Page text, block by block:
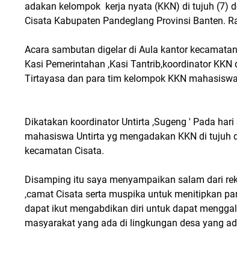
adakan kelompok kerja nyata (KKN) di tujuh (7)
Cisata Kabupaten Pandeglang Provinsi Banten.
Acara sambutan digelar di Aula kantor
Kasi Pemerintahan ,Kasi Tantrib,koordinator KKN
Tirtayasa dan para tim kelompok KKN
Dikatakan koordinator Untirta ,Sugeng ' Pada
mahasiswa Untirta yg mengadakan KKN di tujuh
kecamatan Cisata.
Disamping itu saya menyampaikan salam dari
,camat Cisata serta muspika untuk menitipkan
dapat ikut mengabdikan diri untuk dapat
masyarakat yang ada di lingkungan desa yang